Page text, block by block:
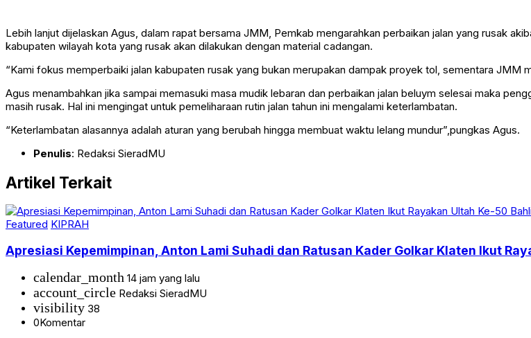
Lebih lanjut dijelaskan Agus, dalam rapat bersama JMM, Pemkab mengarahkan perbaikan jalan yang rusak
kabupaten wilayah kota yang rusak akan dilakukan dengan material cadangan.
“Kami fokus memperbaiki jalan kabupaten rusak yang bukan merupakan dampak proyek tol, sementara JMM
Agus menambahkan jika sampai memasuki masa mudik lebaran dan perbaikan jalan beluym selesai maka
masih rusak. Hal ini mengingat untuk pemeliharaan rutin jalan tahun ini mengalami keterlambatan.
“Keterlambatan alasannya adalah aturan yang berubah hingga membuat waktu lelang mundur”,pungkas Agus.
Penulis: Redaksi SieradMU
Artikel Terkait
Featured KIPRAH
Apresiasi Kepemimpinan, Anton Lami Suhadi dan Ratusan Kader Golkar Klaten Ikut
calendar_month 14 jam yang lalu
account_circle Redaksi SieradMU
visibility 38
0Komentar